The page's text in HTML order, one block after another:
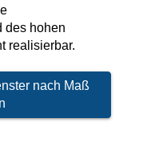
des hohen
realisierbar.
nach Maß